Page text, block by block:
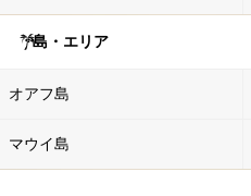
島・エリア
オアフ島
マウイ島